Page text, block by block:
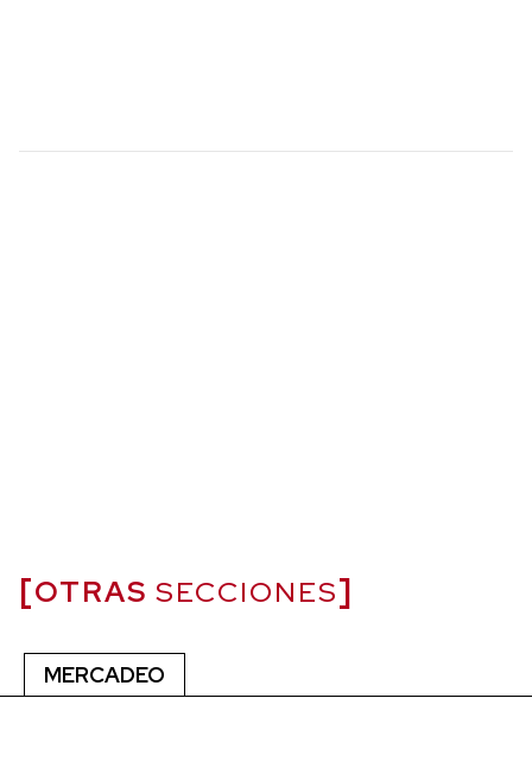
OTRAS SECCIONES
MERCADEO